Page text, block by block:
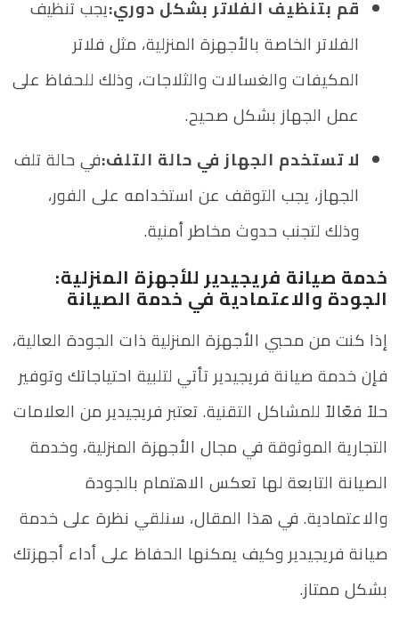
قم بتنظيف الفلاتر بشكل دوري:يجب تنظيف
الفلاتر الخاصة بالأجهزة المنزلية، مثل فلاتر
المكيفات والغسالات والثلاجات، وذلك للحفاظ على
عمل الجهاز بشكل صحيح.
لا تستخدم الجهاز في حالة التلف:في حالة تلف
الجهاز، يجب التوقف عن استخدامه على الفور،
وذلك لتجنب حدوث مخاطر أمنية.
خدمة صيانة فريجيدير للأجهزة المنزلية:
الجودة والاعتمادية في خدمة الصيانة
إذا كنت من محبي الأجهزة المنزلية ذات الجودة العالية،
فإن خدمة صيانة فريجيدير تأتي لتلبية احتياجاتك وتوفير
حلاً فعّالاً للمشاكل التقنية. تعتبر فريجيدير من العلامات
التجارية الموثوقة في مجال الأجهزة المنزلية، وخدمة
الصيانة التابعة لها تعكس الاهتمام بالجودة
والاعتمادية. في هذا المقال، سنلقي نظرة على خدمة
صيانة فريجيدير وكيف يمكنها الحفاظ على أداء أجهزتك
بشكل ممتاز.